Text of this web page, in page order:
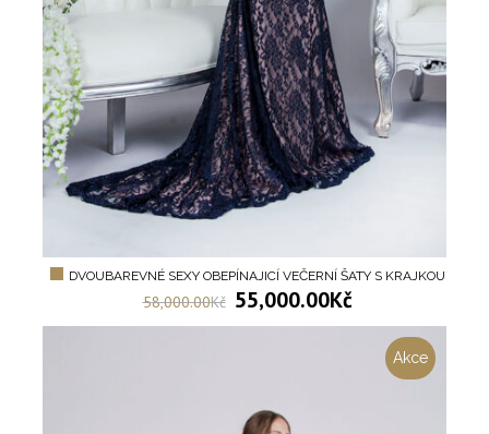
DVOUBAREVNÉ SEXY OBEPÍNAJICÍ VEČERNÍ ŠATY S KRAJKOU
58,000.00Kč 55,000.00Kč
Akce